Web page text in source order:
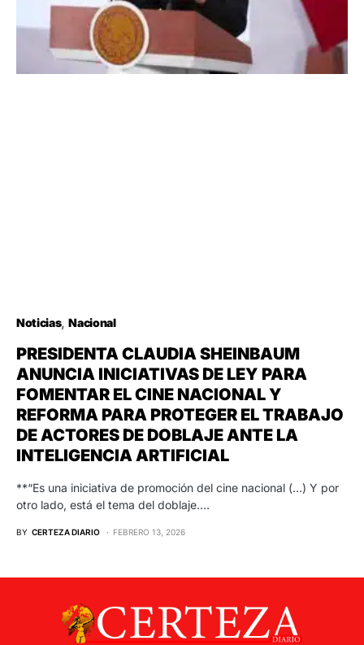
Noticias Nacional
PRESIDENTA CLAUDIA SHEINBAUM
ANUNCIA INICIATIVAS DE LEY PARA
FOMENTAR EL CINE NACIONAL Y
REFORMA PARA PROTEGER EL TRABAJO
DE ACTORES DE DOBLAJE ANTE LA
INTELIGENCIA ARTIFICIAL
**“Es una iniciativa de promoción del cine nacional (…) Y por
otro lado, está el tema del doblaje.…
BY CERTEZA DIARIO FEBRERO 13, 2026